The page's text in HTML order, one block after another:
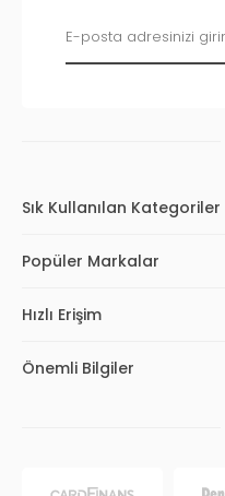
Sık Kullanılan Kategoriler
Popüler Markalar
Hızlı Erişim
Önemli Bilgiler